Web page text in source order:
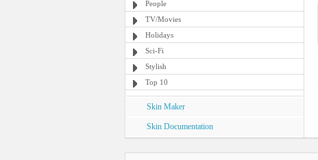
People
TV/Movies
Holidays
Sci-Fi
Stylish
Top 10
Skin Maker
Skin Documentation